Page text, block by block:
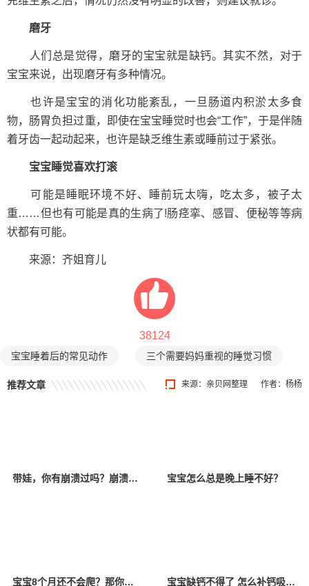
磨牙
人们总是觉得，磨牙的宝宝就是缺钙。其实不然，对于
宝宝来说，出现磨牙有多种情况。
也许是宝宝的消化功能紊乱，一旦肠道内积淤太多食
物，肠胃负担过重，即使在宝宝睡觉时也会“工作”，于是伴随
着牙齿一起动起来，也许是缺乏维生素或睡前过于紧张。
宝宝睡觉喜欢打滚
可能是睡眠环境不好、睡前玩太嗨，吃太多，被子太
重……但也有可能是真的生病了!肠痉挛、感冒、便秘等等病
状都有可能。
来源：齐姐育儿
38124
宝宝睡着后的常见动作 三个需要妈妈重视的睡觉习惯
来源：亲贝网整理 作者：杨杨
推荐文章
带娃，你有崩溃过吗？崩溃以后该怎么办？ 宝宝怎么总是晚上睡不好？
宝宝8个月还不会爬？那你一定要看看！ 宝宝缺钙不得了 怎么补钙吸收好？